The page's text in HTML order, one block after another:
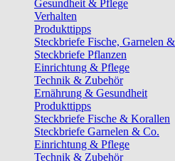
Gesundheit & Pflege
Verhalten
Produkttipps
Steckbriefe Fische, Garnelen
Steckbriefe Pflanzen
Einrichtung & Pflege
Technik & Zubehör
Ernährung & Gesundheit
Produkttipps
Steckbriefe Fische & Korallen
Steckbriefe Garnelen & Co.
Einrichtung & Pflege
Technik & Zubehör